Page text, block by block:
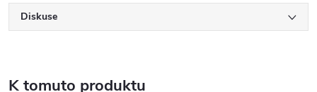
Diskuse
K tomuto produktu